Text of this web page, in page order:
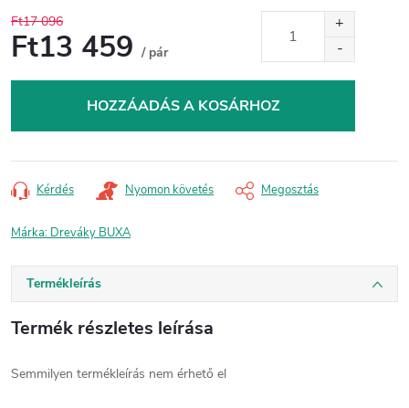
Ft17 096
Ft13 459 / pár
HOZZÁADÁS A KOSÁRHOZ
Kérdés Nyomon követés Megosztás
Márka: Dreváky BUXA
Termékleírás
Termék részletes leírása
Semmilyen termékleírás nem érhető el